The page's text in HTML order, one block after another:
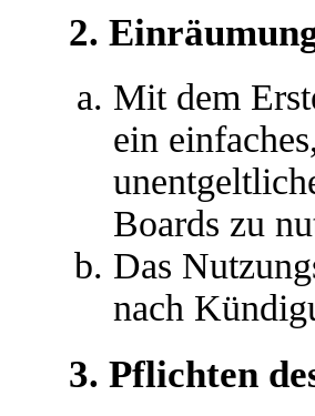
2.
Mit dem
ein
Boards zu
Das
nach
3. Pflichten